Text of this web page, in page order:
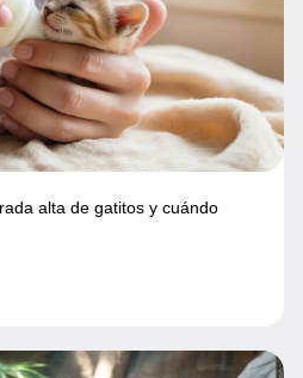
alta de gatitos y cuándo